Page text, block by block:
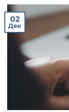
02
Дек